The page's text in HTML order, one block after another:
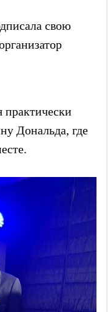
свою
практически
Дональда, где